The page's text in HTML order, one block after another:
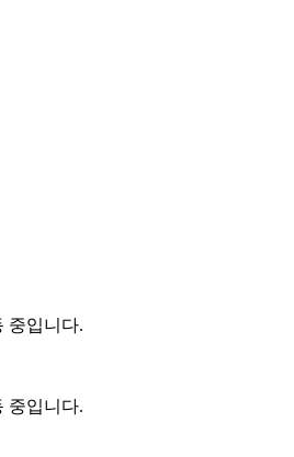
중입니다.
중입니다.